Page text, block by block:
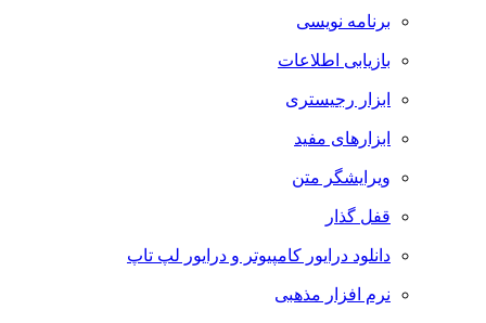
برنامه نویسی
بازیابی اطلاعات
ابزار رجیستری
ابزارهای مفید
ویرایشگر متن
قفل گذار
دانلود درایور کامپیوتر و درایور لپ تاپ
نرم افزار مذهبی